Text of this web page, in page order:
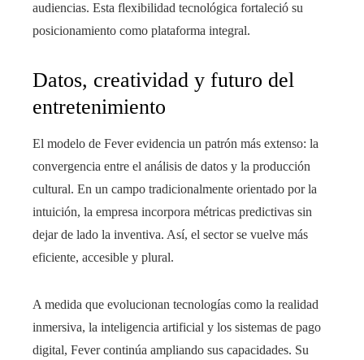
audiencias. Esta flexibilidad tecnológica fortaleció su
posicionamiento como plataforma integral.
Datos, creatividad y futuro del
entretenimiento
El modelo de Fever evidencia un patrón más extenso: la
convergencia entre el análisis de datos y la producción
cultural. En un campo tradicionalmente orientado por la
intuición, la empresa incorpora métricas predictivas sin
dejar de lado la inventiva. Así, el sector se vuelve más
eficiente, accesible y plural.
A medida que evolucionan tecnologías como la realidad
inmersiva, la inteligencia artificial y los sistemas de pago
digital, Fever continúa ampliando sus capacidades. Su